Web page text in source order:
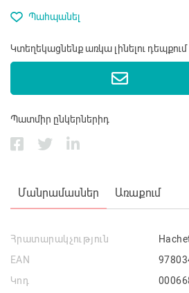
Պահպանել
Կտեղեկացնենք առկա լինելու դեպքում
Պատմիր ընկերներիդ
Մանրամասներ Առաքում
Հրատարակչություն
EAN
Կոդ